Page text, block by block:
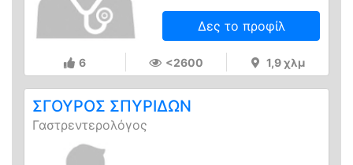
Δες το προφίλ
6 <2600 1,9 χλμ
ΣΓΟΥΡΟΣ ΣΠΥΡΙΔΩΝ
Γαστρεντερολόγος